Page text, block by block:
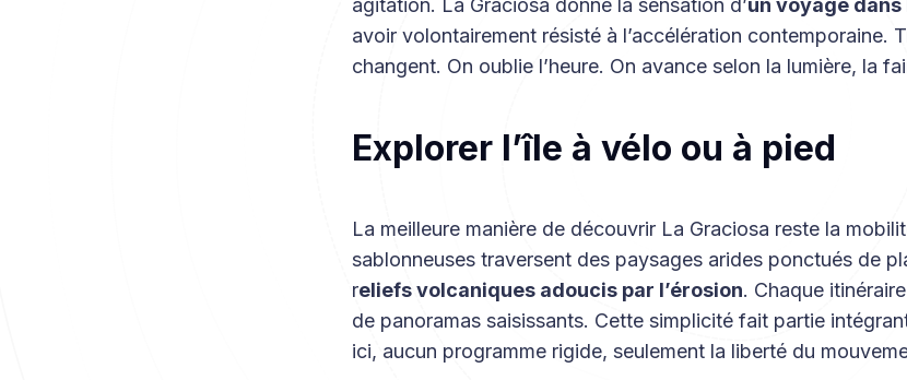
agitation. La Graciosa donne la sensation d’un voyage dans
avoir volontairement résisté à l’accélération contemporaine.
changent. On oublie l’heure. On avance selon la lumière, la
Explorer l’île à vélo ou à pied
La meilleure manière de découvrir La Graciosa reste la
sablonneuses traversent des paysages arides ponctués de
reliefs volcaniques adoucis par l’érosion. Chaque
de panoramas saisissants. Cette simplicité fait partie
ici, aucun programme rigide, seulement la liberté du